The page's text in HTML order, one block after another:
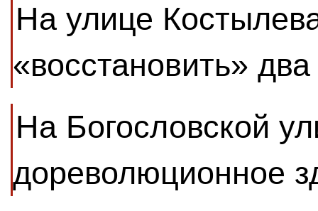
На улице
«восстановить»
На Богословской
дореволюционное